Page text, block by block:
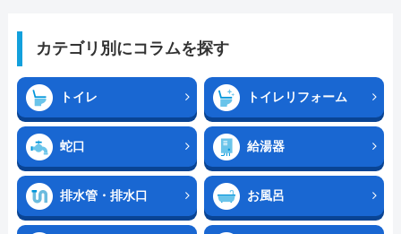
カテゴリ別にコラムを探す
トイレ トイレリフォーム
蛇口 給湯器
排水管・排水口 お風呂